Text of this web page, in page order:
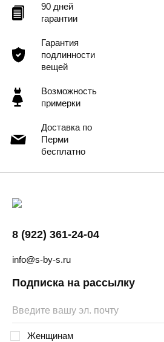
90 дней
гарантии
Гарантия
подлинности
вещей
Возможность
примерки
Доставка по
Перми
бесплатно
8 (922) 361-24-04
info@s-by-s.ru
Подписка на рассылку
Женщинам